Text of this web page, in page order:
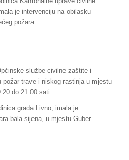
je intervenciju na obilasku
požara.
službe civilne zaštite i
trave i niskog rastinja u mjestu
do 21:00 sati.
grada Livno, imala je
bala sijena, u mjestu Guber.